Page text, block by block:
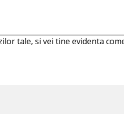
tale, si vei tine evidenta